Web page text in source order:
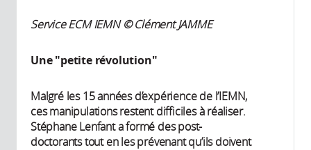
Service ECM IEMN © Clément JAMME
Une "petite révolution"
Malgré les 15 années d’expérience de l’IEMN,
ces manipulations restent difficiles à réaliser.
Stéphane Lenfant a formé des post-
doctorants tout en les prévenant qu’ils doivent